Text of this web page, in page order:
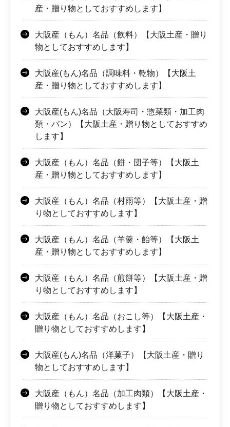
産・贈り物としておすすめします】
大阪産（もん）名品（飲料）【大阪土産・贈り
物としておすすめします】
大阪産(もん)名品（調味料・乾物）【大阪土
産・贈り物としておすすめします】
大阪産(もん)名品（大阪寿司・惣菜類・加工肉
類・パン）【大阪土産・贈り物としておすすめ
します】
大阪産（もん）名品（餅・団子等）【大阪土
産・贈り物としておすすめします】
大阪産（もん）名品（村雨等）【大阪土産・贈
り物としておすすめします】
大阪産（もん）名品（羊羹・飴等）【大阪土
産・贈り物としておすすめします】
大阪産（もん）名品（煎餅等）【大阪土産・贈
り物としておすすめします】
大阪産（もん）名品（おこし等）【大阪土産・
贈り物としておすすめします】
大阪産(もん)名品（洋菓子）【大阪土産・贈り
物としておすすめします】
大阪産（もん）名品（加工肉類）【大阪土産・
贈り物としておすすめします】